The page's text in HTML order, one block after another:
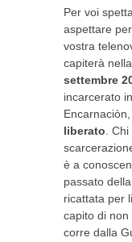
Per voi
aspettare
vostra
capiterà
settembre
incarcerato
liberato .
è a
passato
ricattata per
capito di
corre dalla